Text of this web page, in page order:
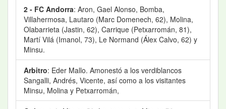
2 - FC Andorra: Aron, Gael Alonso, Bomba,
Villahermosa, Lautaro (Marc Domenech, 62), Molina,
Olabarrieta (Jastin, 62), Carrique (Petxarromán, 81),
Martí Vilá (Imanol, 73), Le Normand (Álex Calvo, 62) y
Minsu.
Arbitro: Eder Mallo. Amonestó a los verdiblancos
Sangalli, Andrés, Vicente, así como a los visitantes
Minsu, Molina y Petxarromán,